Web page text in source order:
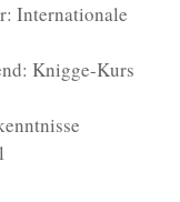
Internationale
Knigge-Kurs